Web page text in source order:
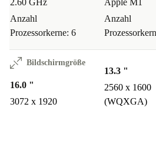
Anzahl
Prozessorkerne: 6
Anzahl
Bildschirmgröße
16.0 "
3072 x 1920
13.3 "
2560 x 1600
(WQXGA)